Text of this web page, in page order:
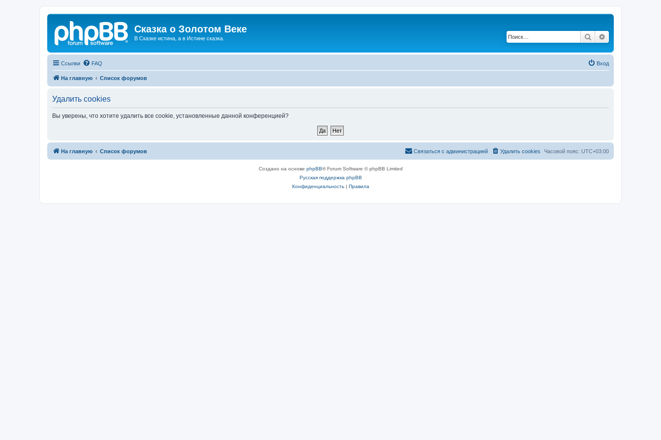
Сказка о Золотом Веке
В Сказке истина, а в Истине сказка. Поиск
Ссылки FAQ Вход
На главную Список форумов
Удалить cookies
Вы уверены, что хотите удалить все cookie, установленные данной конференцией?
На главную Список форумов Часовой пояс: UTC+03:00
Удалить cookies
Связаться с администрацией
Создано на основе phpBB® Forum Software © phpBB Limited
Русская поддержка phpBB
Конфиденциальность| Правила